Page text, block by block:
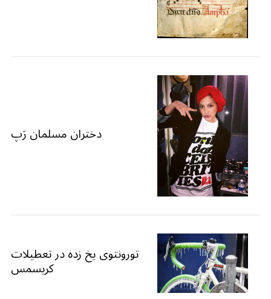
دختران مسلمان رَپ
تورونتوی یخ زده در تعطیلات
کریسمس